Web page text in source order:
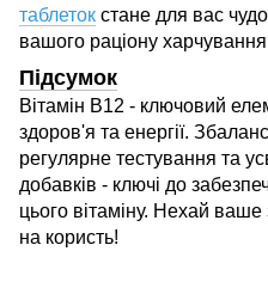
таблеток стане для вас
вашого раціону
Підсумок
Вітамін B12 - ключовий
здоров'я та енергії.
регулярне тестування та
добавків - ключі до
цього вітаміну. Нехай
на користь!